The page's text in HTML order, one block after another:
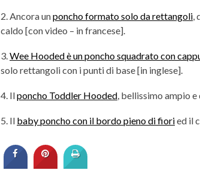
2. Ancora unponcho formato solo da rettangoli,
caldo [con video – in francese].
3.Wee Hooded è un poncho squadrato con
solo rettangoli con i punti di base [in inglese].
4. Ilponcho Toddler Hooded, bellissimo ampio
5. Il baby poncho con il bordo pieno di fioried il